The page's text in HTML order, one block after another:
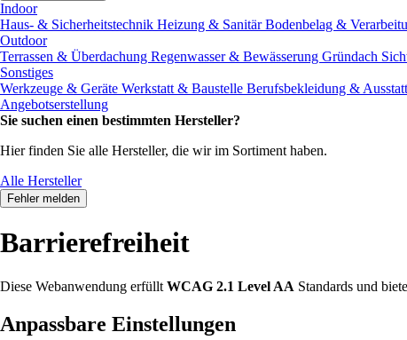
Indoor
Haus- & Sicherheitstechnik Heizung & SanitärBodenbelag &
Outdoor
Terrassen & Überdachung Regenwasser & Bewässerung Gründach
Sonstiges
Werkzeuge & Geräte Werkstatt & Baustelle Berufsbekleidung &
Angebotserstellung
Sie suchen einen bestimmten Hersteller?
Hier finden Sie alle Hersteller, die wir im Sortiment haben.
Alle Hersteller
Fehler melden
Barrierefreiheit
Diese Webanwendung erfüllt WCAG 2.1 Level AA Standards und
Anpassbare Einstellungen